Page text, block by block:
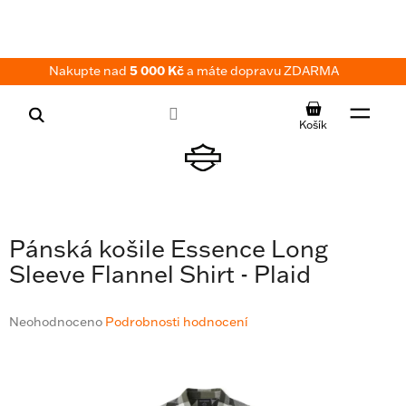
Nakupte nad 5 000 Kča máte dopravu ZDARMA
NÁKUPNÍ
KOŠÍK
Pánská košile Essence Long
Sleeve Flannel Shirt - Plaid
Průměrné
Neohodnoceno Podrobnosti hodnocení